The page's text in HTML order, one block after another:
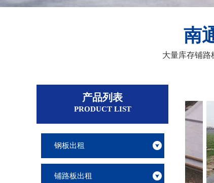
南
大量库存铺路
产品列表
PRODUCT LIST
钢板出租
铺路板出租